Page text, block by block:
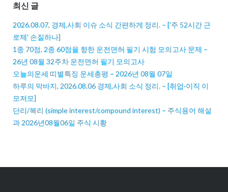
최신 글
2026.08.07, 경제,사회 이슈 소식 간편하게 정리. – ['주 52시간 근
로제' 손질하나]
1종 70점, 2종 60점을 향한 운전면허 필기 시험 모의고사 문제 –
26년 08월 32주차 운전면허 필기 모의고사
오늘의운세 띠별특징 운세총평 – 2026년 08월 07일
하루의 막바지, 2026.08.06 경제,사회 소식 정리. – [취업·이직 이
모저모]
단리/복리 (simple interest/compound interest) – 주식용어 해설
과 2026년08월06일 주식 시황